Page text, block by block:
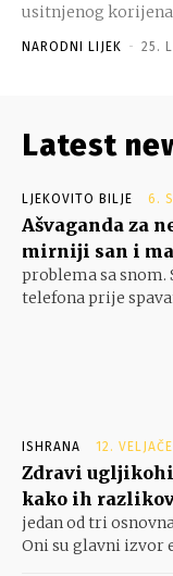
usitnjenog
NARODNI LIJEK - 25.
Latest
LJEKOVITO BILJE 6.
Ašvaganda za
mirniji san i
problema sa snom.
telefona prije
ISHRANA 12.
Zdravi
kako ih
jedan od tri
Oni su glavni izvor